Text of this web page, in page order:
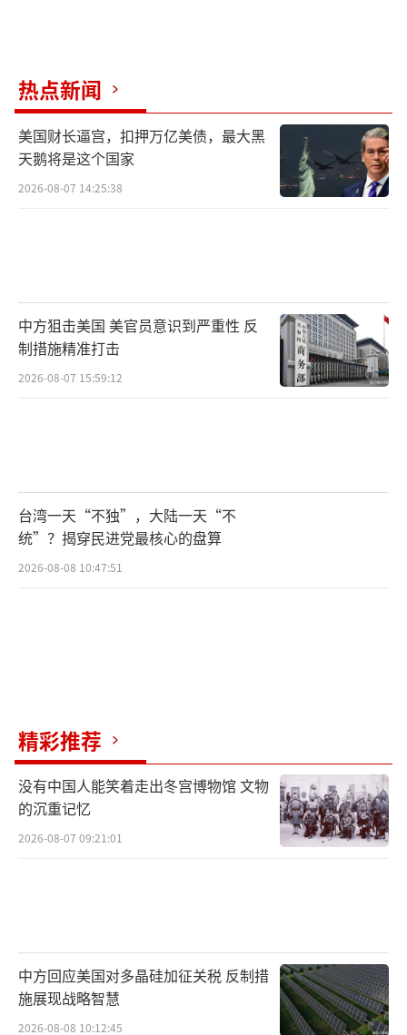
热点新闻
美国财长逼宫，扣押万亿美债，最大黑
天鹅将是这个国家
2026-08-07 14:25:38
中方狙击美国 美官员意识到严重性 反
制措施精准打击
2026-08-07 15:59:12
台湾一天“不独”，大陆一天“不
统”？揭穿民进党最核心的盘算
2026-08-08 10:47:51
精彩推荐
没有中国人能笑着走出冬宫博物馆 文物
的沉重记忆
2026-08-07 09:21:01
中方回应美国对多晶硅加征关税 反制措
施展现战略智慧
2026-08-08 10:12:45